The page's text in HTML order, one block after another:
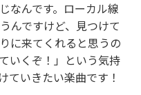
なんです。ローカル線
んですけど、見つけて
に来てくれると思うの
いくぞ！」という気持
ていきたい楽曲です！